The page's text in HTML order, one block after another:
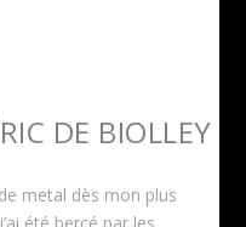
DE BIOLLEY
metal dès mon plus